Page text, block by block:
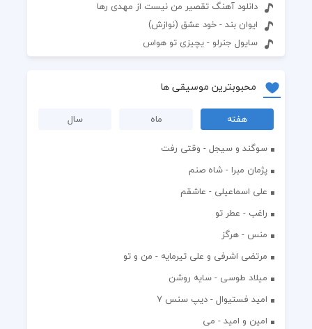
دانلود آهنگ تقصیر من نیست از مهدی رها
ایوان بند - خود عشق (نوازش)
سایول جنرلو - یچیزی تو هواس
محبوبترین موسیقی ها
هفته ماه
سال
سوگند و سیجل - وقتی رفت
پژمان مبرا - شاه صنم
علی اسماعیلی - عاشقم
راغب - عطر تو
منس - هرگز
مرتضی اشرفی و علی تیرمایه - من و تو
میلاد طوسی - سایه روشن
اميد فستيوال - ديپ سنس ۷
امین و امید - می